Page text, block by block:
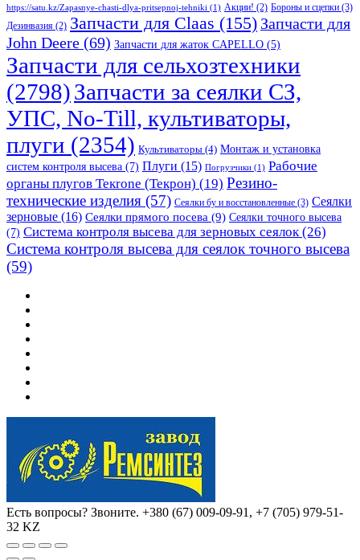
https://satu.kz/Zapasnye-chasti-dlya-pritsepnoj-tehniki (1) Акции! (2) Бороны и сцепки (3)
Дезинвазия (2) Запчасти для Claas (155) Запчасти для
John Deere (69) Запчасти для жаток CAPELLO (5)
Запчасти для сельхозтехники
(2798)Запчасти за сеялки СЗ,
УПС, No-Till, культиваторы,
плуги (2354) Культиваторы (4) Монтаж и установка
систем контроля высева (7) Плуги (15) Погрузчики (1) Рабочие
органы плугов Текrоne (Текрон) (19) Резино-
технические изделия (57) Сеялки бу и восстановленные (3) Сеялки
зерновые (16) Сеялки прямого посева (9) Сеялки точного высева
(7) Система контроля высева для зерновых сеялок (26)
Система контроля высева для сеялок точного высева
(59)
Есть вопросы? Звоните. +380 (67) 009-09-91, +7 (705) 979-51-
32 KZ